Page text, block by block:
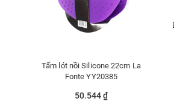
Tấm lót nồi Silicone 22cm La
Fonte YY20385
50.544 ₫